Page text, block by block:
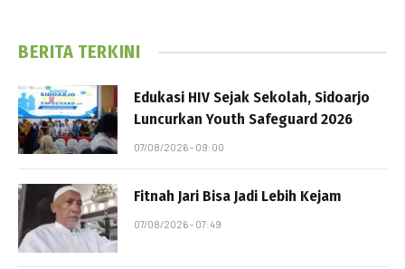
BERITA TERKINI
Edukasi HIV Sejak Sekolah, Sidoarjo
Luncurkan Youth Safeguard 2026
07/08/2026 - 09:00
Fitnah Jari Bisa Jadi Lebih Kejam
07/08/2026 - 07:49